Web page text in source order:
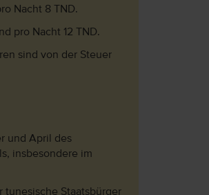
Nacht 8 TND.
pro Nacht 12 TND.
sind von der Steuer
und April des
insbesondere im
tunesische Staatsbürger